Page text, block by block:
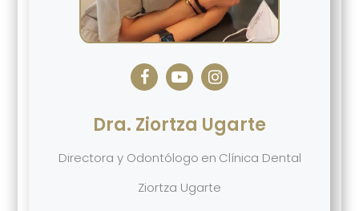
Dra. Ziortza Ugarte
Directora y Odontólogo en Clínica Dental
Ziortza Ugarte